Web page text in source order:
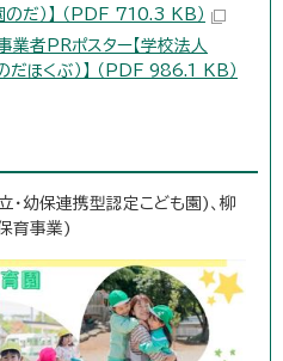
だ）】 （PDF 710.3 KB）
業者PRポスター【学校法人
ほくぶ）】 （PDF 986.1 KB）
・幼保連携型認定こども園)、柳
育事業)